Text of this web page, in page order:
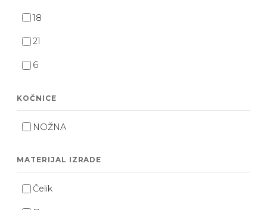
18
21
6
KOČNICE
NOŽNA
MATERIJAL IZRADE
Čelik